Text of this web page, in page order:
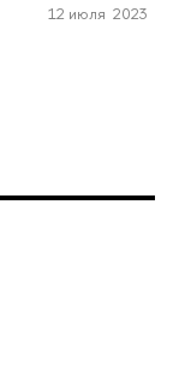
12 июля 2023